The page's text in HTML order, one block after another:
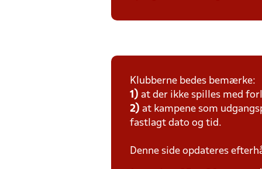
Klubberne bedes bemærke:
1) at der ikke spilles med
2) at kampene som
fastlagt dato og tid.
Denne side opdateres